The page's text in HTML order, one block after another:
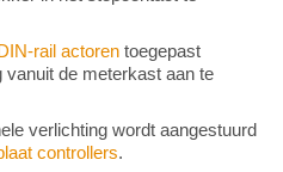
rail actoren toegepast
de meterkast aan te
verlichting wordt aangestuurd
controllers.